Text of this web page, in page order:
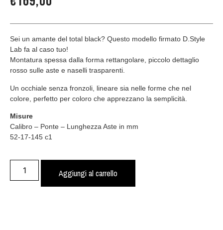
Sei un amante del total black? Questo modello firmato D.Style
Lab fa al caso tuo!
Montatura spessa dalla forma rettangolare, piccolo dettaglio
rosso sulle aste e naselli trasparenti.
Un occhiale senza fronzoli, lineare sia nelle forme che nel
colore, perfetto per coloro che apprezzano la semplicità.
Misure
Calibro – Ponte – Lunghezza Aste in mm
52-17-145 c1
Aggiungi al carrello